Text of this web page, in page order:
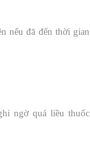
nếu đã đến thời gian
ngờ quá liều thuốc